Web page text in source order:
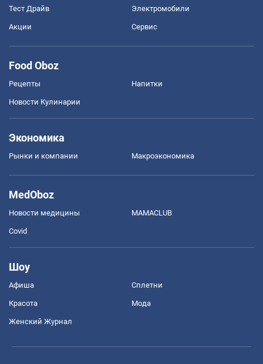
Тест Драйв Электромобили
Акции Сервис
Food Oboz
Рецепты Напитки
Новости Кулинарии
Экономика
Рынки и компании Mакроэкономика
MedOboz
Новости медицины MAMACLUB
Covid
Шоу
Афиша Сплетни
Красота Мода
Женский Журнал